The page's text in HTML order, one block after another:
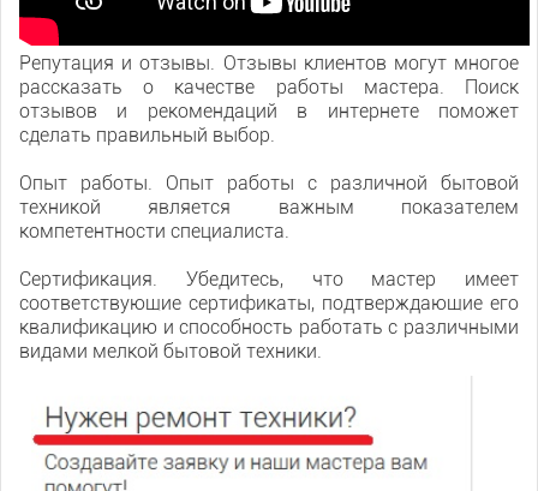
Репутация и отзывы. Отзывы клиентов могут многое
рассказать о качестве работы мастера. Поиск
отзывов и рекомендаций в интернете поможет
сделать правильный выбор.
Опыт работы. Опыт работы с различной бытовой
техникой является важным показателем
компетентности специалиста.
Сертификация. Убедитесь, что мастер имеет
соответствующие сертификаты, подтверждающие его
квалификацию и способность работать с различными
видами мелкой бытовой техники.